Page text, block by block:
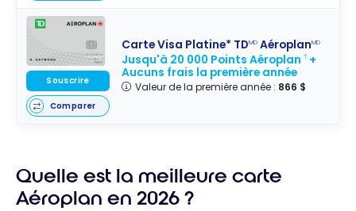
Carte Visa Platine* TDMD AéroplanMD
Jusqu'à 20 000 Points Aéroplan† +
Aucuns frais la première année
Valeur de la première année : 866 $
Souscrire
Comparer
Quelle est la meilleure carte
Aéroplan en 2026 ?